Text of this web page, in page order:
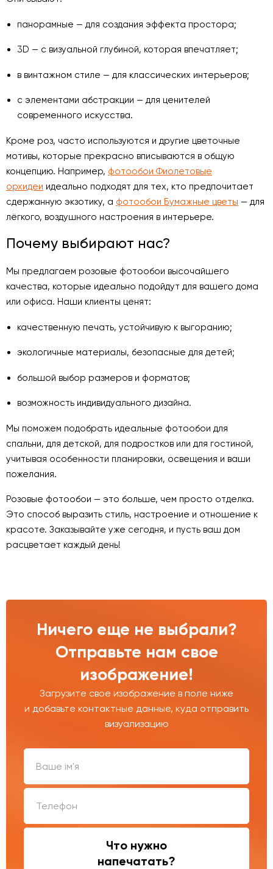
панорамные — для создания эффекта простора;
3D — с визуальной глубиной, которая впечатляет;
в винтажном стиле — для классических интерьеров;
с элементами абстракции — для ценителей
современного искусства.
Кроме роз, часто используются и другие цветочные
мотивы, которые прекрасно вписываются в общую
концепцию. Например, фотообои Фиолетовые
орхидеи идеально подходят для тех, кто предпочитает
сдержанную экзотику, а фотообои Бумажные цветы — для
лёгкого, воздушного настроения в интерьере.
Почему выбирают нас?
Мы предлагаем розовые фотообои высочайшего
качества, которые идеально подойдут для вашего дома
или офиса. Наши клиенты ценят:
качественную печать, устойчивую к выгоранию;
экологичные материалы, безопасные для детей;
большой выбор размеров и форматов;
возможность индивидуального дизайна.
Мы поможем подобрать идеальные фотообои для
спальни, для детской, для подростков или для гостиной,
учитывая особенности планировки, освещения и ваши
пожелания.
Розовые фотообои — это больше, чем просто отделка.
Это способ выразить стиль, настроение и отношение к
красоте. Заказывайте уже сегодня, и пусть ваш дом
расцветает каждый день!
Ничего еще не выбрали?
Отправьте нам свое
изображение!
Загрузите свое изображение в поле ниже
и добавьте контактные данные, куда отправить
визуализацию
Что нужно
напечатать?